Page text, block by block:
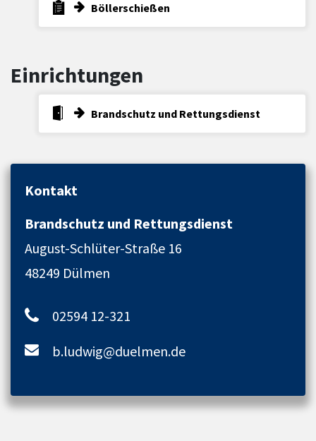
Böllerschießen
Einrichtungen
Brandschutz und Rettungsdienst
Kontakt
Brandschutz und Rettungsdienst
August-Schlüter-Straße 16
48249 Dülmen
02594 12-321
b.ludwig@duelmen.de